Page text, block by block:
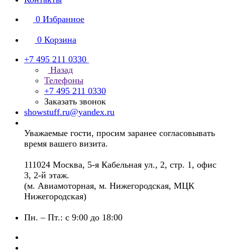
0 Избранное
0 Корзина
+7 495 211 0330
Назад
Телефоны
+7 495 211 0330
Заказать звонок
showstuff.ru@yandex.ru
Уважаемые гости, просим заранее согласовывать
время вашего визита.
111024 Москва, 5-я Кабельная ул., 2, стр. 1, офис
3, 2-й этаж.
(м. Авиамоторная, м. Нижегородская, МЦК
Нижегородская)
Пн. – Пт.: с 9:00 до 18:00